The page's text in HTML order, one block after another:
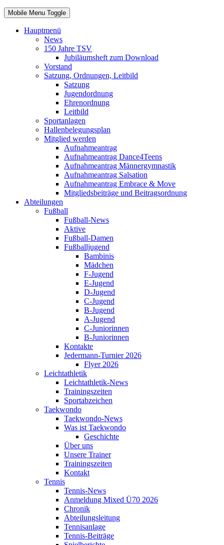
Mobile Menu Toggle
Hauptmenü
News
150 Jahre TSV
Jubiläumsheft zum Download
Vorstand
Satzung, Ordnungen, Leitbild
Satzung
Jugendordnung
Ehrenordnung
Leitbild
Sportanlagen
Hallenbelegungsplan
Mitglied werden
Aufnahmeantrag
Aufnahmeantrag Dance4Teens
Aufnahmeantrag Männergymnastik
Aufnahmeantrag Salsation
Aufnahmeantrag Embrace & Move
Mitgliedsbeiträge und Beitragsordnung
Abteilungen
Fußball
Fußball-News
Aktive
Fußball-Damen
Fußballjugend
Bambinis
Mädchen
F-Jugend
E-Jugend
D-Jugend
C-Jugend
B-Jugend
A-Jugend
C-Juniorinnen
B-Juniorinnen
Kontakte
Jedermann-Turnier 2026
Flyer 2026
Leichtathletik
Leichtathletik-News
Trainingszeiten
Sportabzeichen
Taekwondo
Taekwondo-News
Was ist Taekwondo
Geschichte
Über uns
Unsere Trainer
Trainingszeiten
Kontakt
Tennis
Tennis-News
Anmeldung Mixed Ü70 2026
Chronik
Abteilungsleitung
Tennisanlage
Tennis-Beiträge